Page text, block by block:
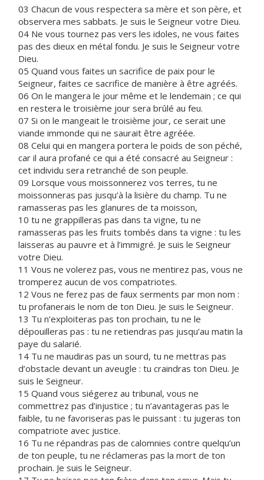
03 Chacun de vous respectera sa mère et son père, et
observera mes sabbats. Je suis le Seigneur votre Dieu.
04 Ne vous tournez pas vers les idoles, ne vous faites
pas des dieux en métal fondu. Je suis le Seigneur votre
Dieu.
05 Quand vous faites un sacrifice de paix pour le
Seigneur, faites ce sacrifice de manière à être agréés.
06 On le mangera le jour même et le lendemain ; ce qui
en restera le troisième jour sera brûlé au feu.
07 Si on le mangeait le troisième jour, ce serait une
viande immonde qui ne saurait être agréée.
08 Celui qui en mangera portera le poids de son péché,
car il aura profané ce qui a été consacré au Seigneur :
cet individu sera retranché de son peuple.
09 Lorsque vous moissonnerez vos terres, tu ne
moissonneras pas jusqu’à la lisière du champ. Tu ne
ramasseras pas les glanures de ta moisson,
10 tu ne grappilleras pas dans ta vigne, tu ne
ramasseras pas les fruits tombés dans ta vigne : tu les
laisseras au pauvre et à l’immigré. Je suis le Seigneur
votre Dieu.
11 Vous ne volerez pas, vous ne mentirez pas, vous ne
tromperez aucun de vos compatriotes.
12 Vous ne ferez pas de faux serments par mon nom :
tu profanerais le nom de ton Dieu. Je suis le Seigneur.
13 Tu n’exploiteras pas ton prochain, tu ne le
dépouilleras pas : tu ne retiendras pas jusqu’au matin la
paye du salarié.
14 Tu ne maudiras pas un sourd, tu ne mettras pas
d’obstacle devant un aveugle : tu craindras ton Dieu. Je
suis le Seigneur.
15 Quand vous siégerez au tribunal, vous ne
commettrez pas d’injustice ; tu n’avantageras pas le
faible, tu ne favoriseras pas le puissant : tu jugeras ton
compatriote avec justice.
16 Tu ne répandras pas de calomnies contre quelqu’un
de ton peuple, tu ne réclameras pas la mort de ton
prochain. Je suis le Seigneur.